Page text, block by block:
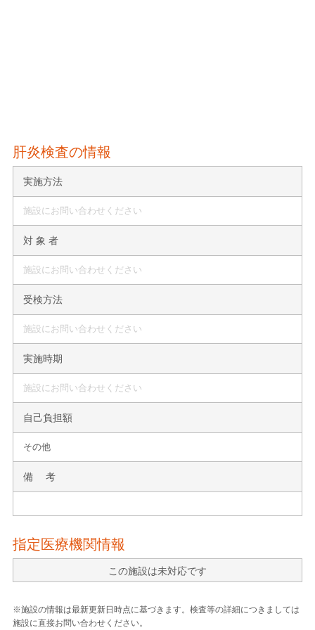
肝炎検査の情報
実施方法
施設にお問い合わせください
対 象 者
施設にお問い合わせください
受検方法
施設にお問い合わせください
実施時期
施設にお問い合わせください
自己負担額
その他
備 考
指定医療機関情報
この施設は未対応です
※施設の情報は最新更新日時点に基づきます。検査等の詳細につきましては
施設に直接お問い合わせください。